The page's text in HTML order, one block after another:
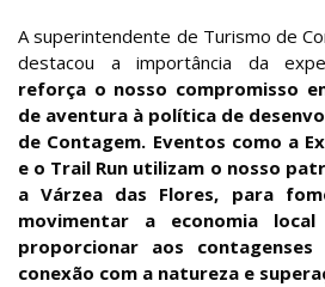
A superintendente de Turismo de
destacou a importância da
reforça o nosso compromisso
de aventura à política de
de Contagem. Eventos como a
e o Trail Run utilizam o nosso
a Várzea das Flores, para
movimentar a economia
proporcionar aos
conexão com a natureza e